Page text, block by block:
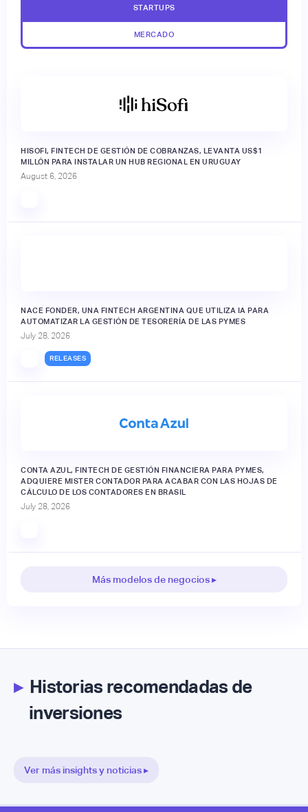
STARTUPS
MERCADO
HISOFI, FINTECH DE GESTIÓN DE COBRANZAS, LEVANTA US$1
MILLÓN PARA INSTALAR UN HUB REGIONAL EN URUGUAY
August 6, 2026
NACE FONDER, UNA FINTECH ARGENTINA QUE UTILIZA IA PARA
AUTOMATIZAR LA GESTIÓN DE TESORERÍA DE LAS PYMES
July 28, 2026
RELEASES
CONTA AZUL, FINTECH DE GESTIÓN FINANCIERA PARA PYMES,
ADQUIERE MISTER CONTADOR PARA ACABAR CON LAS HOJAS DE
CÁLCULO DE LOS CONTADORES EN BRASIL
July 28, 2026
Más modelos de negocios ▸
▸Historias recomendadas de
inversiones
Ver más insights y noticias ▸